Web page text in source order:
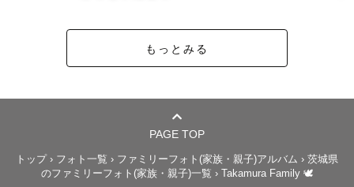
想いやこだわりをたくさん詰め込んで夢あふれるひととき
Lovegraph 社内AWARD 特別賞
Lovegraph 社内QUATER AWARD 最優秀賞 (七五三)
Lovegraph 社内QUATER AWARD 最優秀賞 (成人式)
もっとみる
PAGE TOP
トップ › フォト一覧 › ファミリーフォト(家族・親子)アルバム › 茨城県
のファミリーフォト(家族・親子)一覧 › Takamura Family 🕊